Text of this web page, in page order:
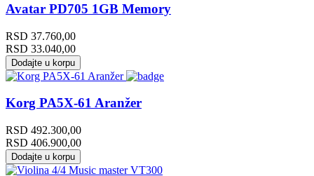
Avatar PD705 1GB Memory
RSD 37.760,00
RSD 33.040,00
Dodajte u korpu
Korg PA5X-61 Aranžer
RSD 492.300,00
RSD 406.900,00
Dodajte u korpu